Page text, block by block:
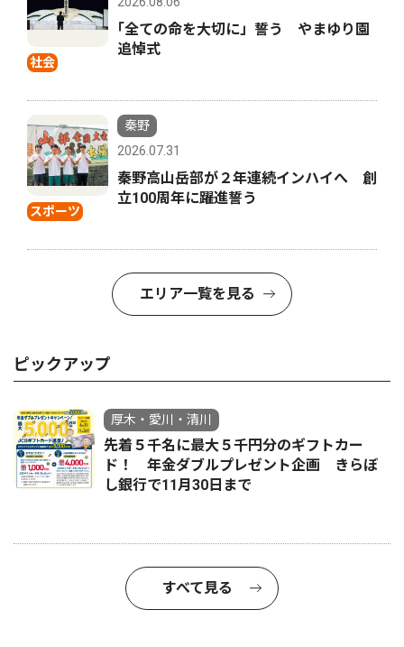
社会
｢全ての命を大切に」誓う やまゆり園
追悼式
スポーツ
秦野
2026.07.31
秦野高山岳部が２年連続インハイへ 創
立100周年に躍進誓う
エリア一覧を見る
ピックアップ
厚木・愛川・清川
先着５千名に最大５千円分のギフトカー
ド！ 年金ダブルプレゼント企画 きらぼ
し銀行で11月30日まで
すべて見る